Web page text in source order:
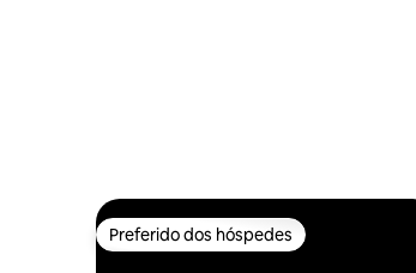
Preferido dos hóspedes
Preferido dos hóspedes